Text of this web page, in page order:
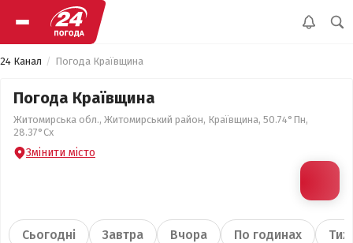
24 Канал Погода Краївщина
Погода Краївщина
Житомирська обл., Житомирський район, Краївщина, 50.74°Пн,
28.37°Сх
Змінити місто
Сьогодні Завтра Вчора По годинах